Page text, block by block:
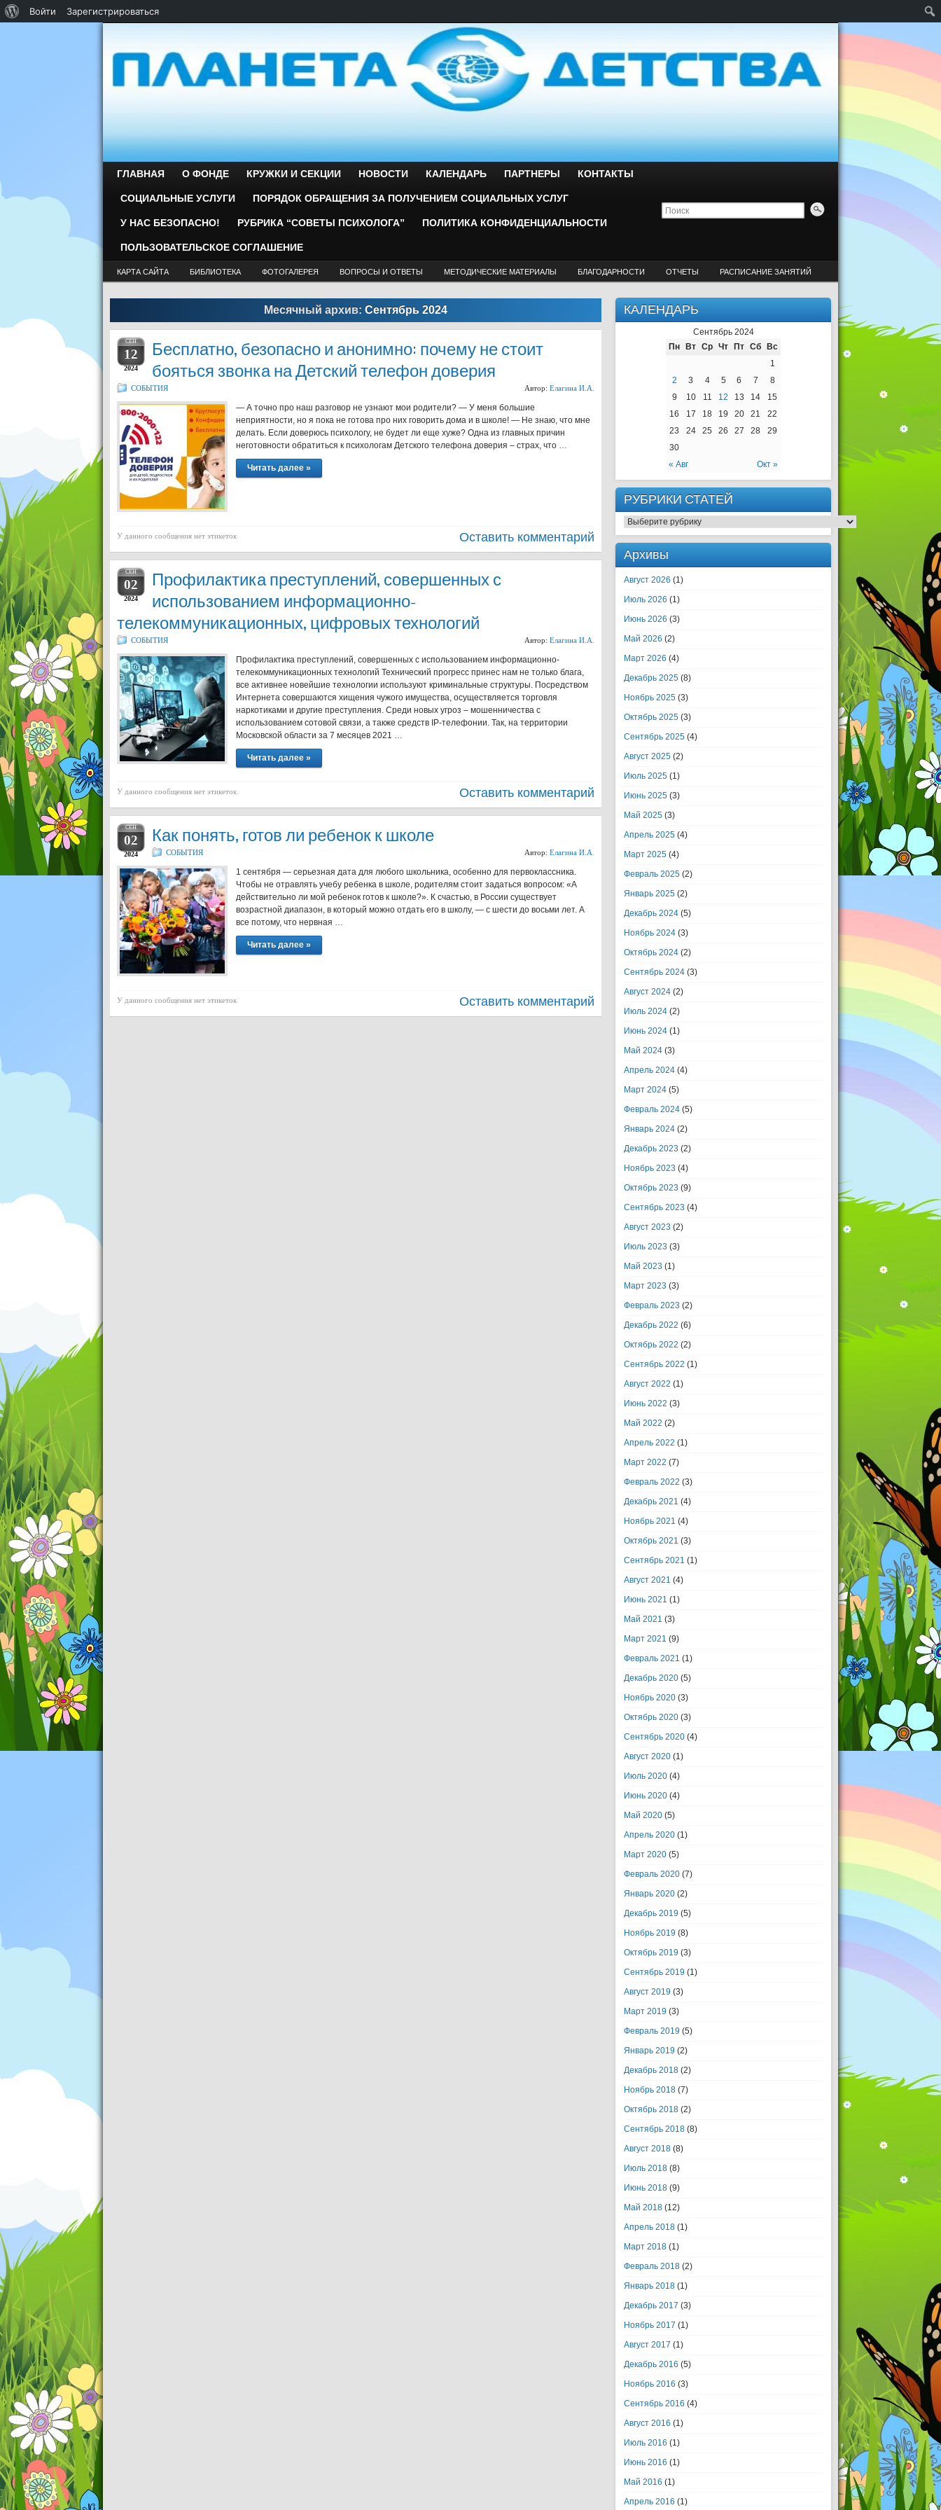
ГЛАВНАЯ О ФОНДЕ КРУЖКИ И СЕКЦИИ НОВОСТИ КАЛЕНДАРЬ ПАРТНЕРЫ КОНТАКТЫ
СОЦИАЛЬНЫЕ УСЛУГИ ПОРЯДОК ОБРАЩЕНИЯ ЗА ПОЛУЧЕНИЕМ СОЦИАЛЬНЫХ УСЛУГ
У НАС БЕЗОПАСНО! РУБРИКА “СОВЕТЫ ПСИХОЛОГА” ПОЛИТИКА КОНФИДЕНЦИАЛЬНОСТИ
ПОЛЬЗОВАТЕЛЬСКОЕ СОГЛАШЕНИЕ
КАРТА САЙТА БИБЛИОТЕКА ФОТОГАЛЕРЕЯ ВОПРОСЫ И ОТВЕТЫ МЕТОДИЧЕСКИЕ МАТЕРИАЛЫ БЛАГОДАРНОСТИ ОТЧЕТЫ РАСПИСАНИЕ ЗАНЯТИЙ
Месячный архив: Сентябрь 2024
СЕН
12
2024
Бесплатно, безопасно и анонимно: почему не стоит
бояться звонка на Детский телефон доверия
СОБЫТИЯ Автор: Елагина И.А.
— А точно про наш разговор не узнают мои родители? — У меня большие
неприятности, но я пока не готова про них говорить дома и в школе! — Не знаю, что мне
делать. Если доверюсь психологу, не будет ли еще хуже? Одна из главных причин
неготовности обратиться к психологам Детского телефона доверия – страх, что …
Читать далее »
У данного сообщения нет этикеток Оставить комментарий
СЕН
02
2024
Профилактика преступлений, совершенных с
использованием информационно-
телекоммуникационных, цифровых технологий
СОБЫТИЯ Автор: Елагина И.А.
Профилактика преступлений, совершенных с использованием информационно-
телекоммуникационных технологий Технический прогресс принес нам не только блага,
все активнее новейшие технологии используют криминальные структуры. Посредством
Интернета совершаются хищения чужого имущества, осуществляется торговля
наркотиками и другие преступления. Среди новых угроз – мошенничества с
использованием сотовой связи, а также средств IP-телефонии. Так, на территории
Московской области за 7 месяцев 2021 …
Читать далее »
У данного сообщения нет этикеток Оставить комментарий
СЕН
02
2024
Как понять, готов ли ребенок к школе
СОБЫТИЯ Автор: Елагина И.А.
1 сентября — серьезная дата для любого школьника, особенно для первоклассника.
Чтобы не отравлять учебу ребенка в школе, родителям стоит задаться вопросом: «А
действительно ли мой ребенок готов к школе?». К счастью, в России существует
возрастной диапазон, в который можно отдать его в школу, — с шести до восьми лет. А
все потому, что нервная …
Читать далее »
У данного сообщения нет этикеток Оставить комментарий
КАЛЕНДАРЬ
Сентябрь 2024
Пн
Вт Ср Чт Пт Сб Вс
« Авг Окт »
1
2
3 4 5 6 7
8
9
10 11 12 13 14
15
16
17 18 19 20 21
22
23
24 25 26 27 28
29
30
РУБРИКИ СТАТЕЙ
РУБРИКИ СТАТЕЙ
Архивы
Август 2026 (1)
Июль 2026 (1)
Июнь 2026 (3)
Май 2026 (2)
Март 2026 (4)
Декабрь 2025 (8)
Ноябрь 2025 (3)
Октябрь 2025 (3)
Сентябрь 2025 (4)
Август 2025 (2)
Июль 2025 (1)
Июнь 2025 (3)
Май 2025 (3)
Апрель 2025 (4)
Март 2025 (4)
Февраль 2025 (2)
Январь 2025 (2)
Декабрь 2024 (5)
Ноябрь 2024 (3)
Октябрь 2024 (2)
Сентябрь 2024 (3)
Август 2024 (2)
Июль 2024 (2)
Июнь 2024 (1)
Май 2024 (3)
Апрель 2024 (4)
Март 2024 (5)
Февраль 2024 (5)
Январь 2024 (2)
Декабрь 2023 (2)
Ноябрь 2023 (4)
Октябрь 2023 (9)
Сентябрь 2023 (4)
Август 2023 (2)
Июль 2023 (3)
Май 2023 (1)
Март 2023 (3)
Февраль 2023 (2)
Декабрь 2022 (6)
Октябрь 2022 (2)
Сентябрь 2022 (1)
Август 2022 (1)
Июнь 2022 (3)
Май 2022 (2)
Апрель 2022 (1)
Март 2022 (7)
Февраль 2022 (3)
Декабрь 2021 (4)
Ноябрь 2021 (4)
Октябрь 2021 (3)
Сентябрь 2021 (1)
Август 2021 (4)
Июнь 2021 (1)
Май 2021 (3)
Март 2021 (9)
Февраль 2021 (1)
Декабрь 2020 (5)
Ноябрь 2020 (3)
Октябрь 2020 (3)
Сентябрь 2020 (4)
Август 2020 (1)
Июль 2020 (4)
Июнь 2020 (4)
Май 2020 (5)
Апрель 2020 (1)
Март 2020 (5)
Февраль 2020 (7)
Январь 2020 (2)
Декабрь 2019 (5)
Ноябрь 2019 (8)
Октябрь 2019 (3)
Сентябрь 2019 (1)
Август 2019 (3)
Март 2019 (3)
Февраль 2019 (5)
Январь 2019 (2)
Декабрь 2018 (2)
Ноябрь 2018 (7)
Октябрь 2018 (2)
Сентябрь 2018 (8)
Август 2018 (8)
Июль 2018 (8)
Июнь 2018 (9)
Май 2018 (12)
Апрель 2018 (1)
Март 2018 (1)
Февраль 2018 (2)
Январь 2018 (1)
Декабрь 2017 (3)
Ноябрь 2017 (1)
Август 2017 (1)
Декабрь 2016 (5)
Ноябрь 2016 (3)
Сентябрь 2016 (4)
Август 2016 (1)
Июль 2016 (1)
Июнь 2016 (1)
Май 2016 (1)
Апрель 2016 (1)
О WordPress
Войти Зарегистрироваться